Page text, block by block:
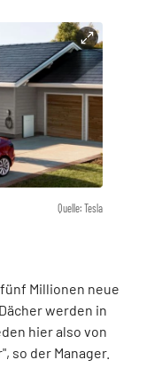
Quelle: Tesla
Millionen neue
werden in
hier also von
so der Manager.